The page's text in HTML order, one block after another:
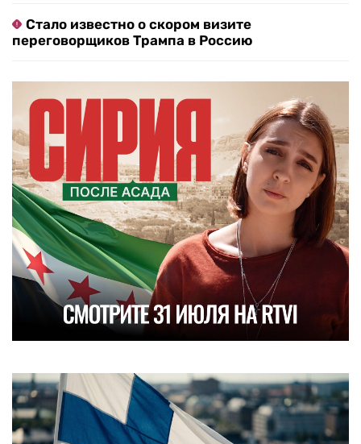
Стало известно о скором визите
переговорщиков Трампа в Россию